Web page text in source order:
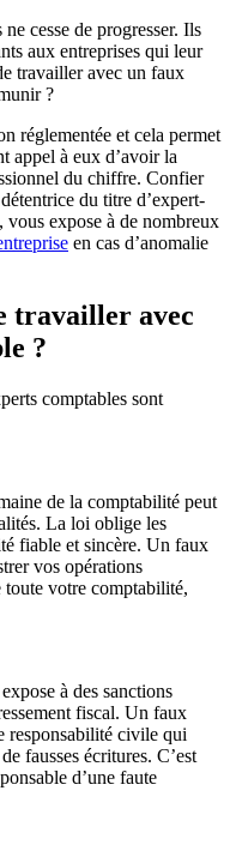
cesse de progresser. Ils
aux entreprises qui leur
travailler avec un faux
?
réglementée et cela permet
appel à eux d’avoir la
du chiffre. Confier
du titre d’expert-
expose à de nombreux
en cas d’anomalie
travailler avec
?
comptables sont
de la comptabilité peut
La loi oblige les
fiable et sincère. Un faux
vos opérations
toute votre comptabilité,
à des sanctions
fiscal. Un faux
responsabilité civile qui
fausses écritures. C’est
d’une faute